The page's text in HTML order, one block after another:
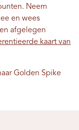
Neem
en wees
afgelegen
kaart van
Golden Spike